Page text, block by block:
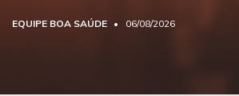
EQUIPE BOA SAÚDE 06/08/2026